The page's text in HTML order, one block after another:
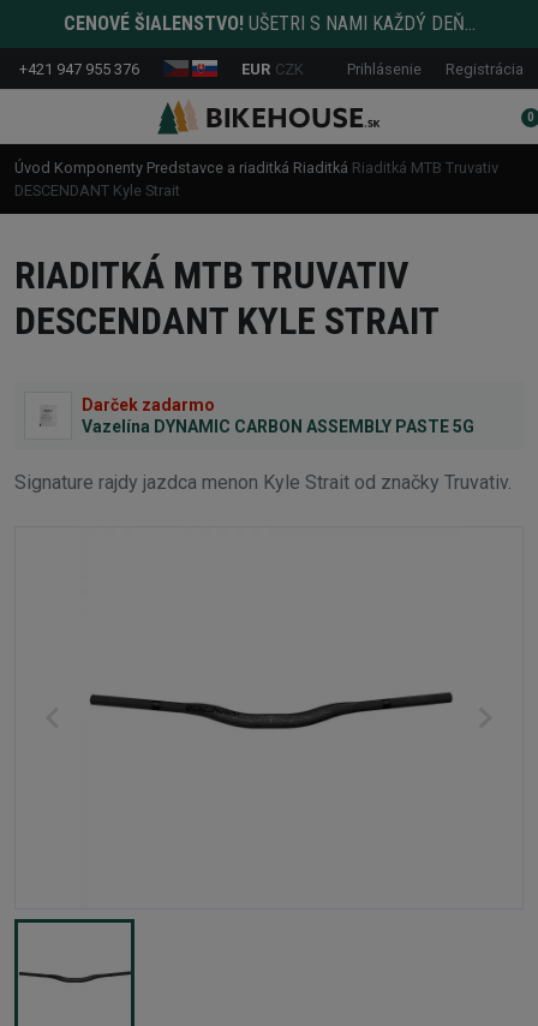
CENOVÉ ŠIALENSTVO! UŠETRI S NAMI KAŽDÝ DEŇ...
+421 947 955 376 EUR CZK Prihlásenie Registrácia
0
Úvod Komponenty Predstavce a riaditká Riaditká Riaditká MTB Truvativ
DESCENDANT Kyle Strait
RIADITKÁ MTB TRUVATIV
DESCENDANT KYLE STRAIT
Darček zadarmo
Vazelína DYNAMIC CARBON ASSEMBLY PASTE 5G
Signature rajdy jazdca menon Kyle Strait od značky Truvativ.